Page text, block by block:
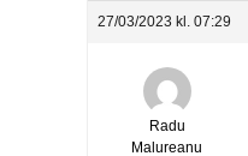
27/03/2023 kl. 07:29
Radu
Malureanu